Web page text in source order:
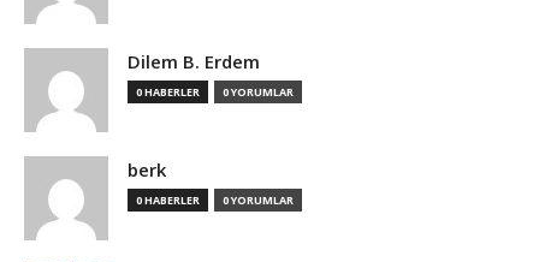
Dilem B. Erdem
0 HABERLER 0 YORUMLAR
berk
0 HABERLER 0 YORUMLAR